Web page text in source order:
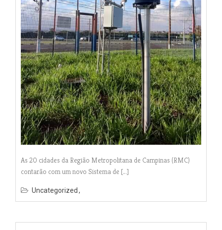
As 20 cidades da Região Metropolitana de Campinas (RMC)
contarão com um novo Sistema de […]
Uncategorized